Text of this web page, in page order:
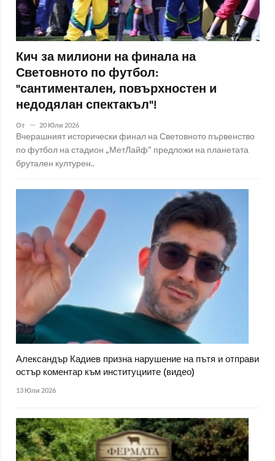
Кич за милиони на финала на
Световното по футбол:
"сантиментален, повърхностен и
недодялан спектакъл"!
От 20 Юли 2026
Вчерашният исторически финал на Световното първенство
по футбол на стадион „МетЛайф“ предложи на планетата
брутален културен..
Александър Кадиев призна нарушение на пътя и отправи
остър коментар към институциите (видео)
13 Юли 2026